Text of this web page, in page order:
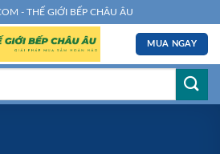
- THẾ GIỚI BẾP CHÂU ÂU
MUA NGAY